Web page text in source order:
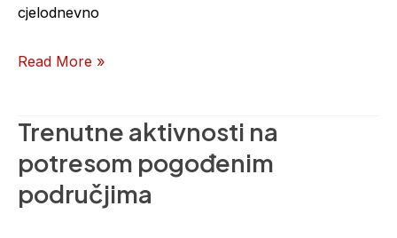
cjelodnevno
Read More »
Trenutne aktivnosti na
potresom pogođenim
područjima
Trenutne
aktivnosti
na
potresom